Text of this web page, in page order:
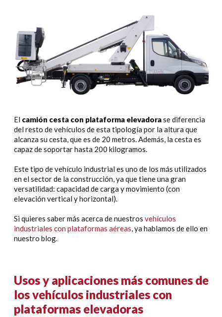
El camión cesta con plataforma elevadorase diferencia
del resto de vehículos de esta tipología por la altura que
alcanza su cesta, que es de 20 metros. Además, la cesta es
capaz de soportar hasta 200 kilogramos.
Este tipo de vehículo industrial es uno de los más utilizados
en el sector de la construcción, ya que tiene una gran
versatilidad: capacidad de carga y movimiento (con
elevación vertical y horizontal).
Si quieres saber más acerca de nuestros vehículos
industriales con plataformas aéreas, ya hablamos de ello en
nuestro blog.
Usos y aplicaciones más comunes de
los vehículos industriales con
plataformas elevadoras